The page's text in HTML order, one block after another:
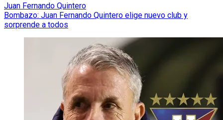
Juan Fernando Quintero
Bombazo: Juan Fernando Quintero elige nuevo club y
sorprende a todos